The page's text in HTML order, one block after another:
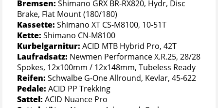
Bremsen: Shimano GRX BR-RX820, Hydr, Disc
Brake, Flat Mount (180/180)
Kassette: Shimano XT CS-M8100, 10-51T
Kette: Shimano CN-M8100
Kurbelgarnitur: ACID MTB Hybrid Pro, 42T
Laufradsatz: Newmen Performance X.R.25, 28/28
Spokes, 12x100mm / 12x148mm, Tubeless Ready
Reifen: Schwalbe G-One Allround, Kevlar, 45-622
Pedale: ACID PP Trekking
Sattel: ACID Nuance Pro